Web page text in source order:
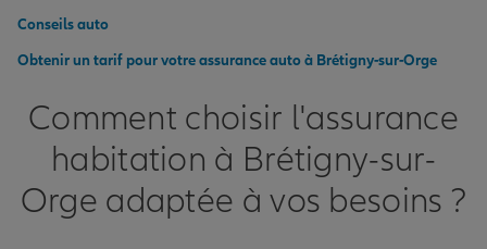
Conseils auto
Obtenir un tarif pour votre assurance auto à Brétigny-sur-Orge
Comment choisir l'assurance
habitation à Brétigny-sur-
Orge adaptée à vos besoins ?